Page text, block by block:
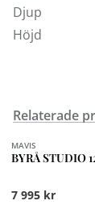
Djup
Höjd
Relaterade
MAVIS
BYRÅ STUDIO
7 995 kr